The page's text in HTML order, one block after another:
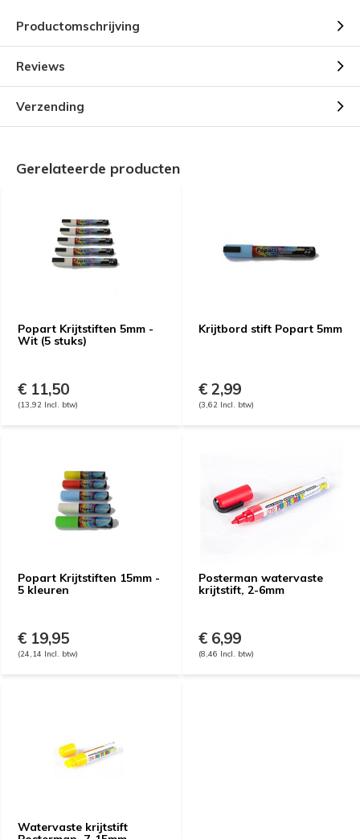
Productomschrijving
Reviews
Verzending
Gerelateerde producten
Popart Krijtstiften 5mm -
Wit (5 stuks)
€ 11,50
(13,92 Incl. btw)
Krijtbord stift Popart 5mm
€ 2,99
(3,62 Incl. btw)
Popart Krijtstiften 15mm -
5 kleuren
€ 19,95
(24,14 Incl. btw)
Posterman watervaste
krijtstift, 2-6mm
€ 6,99
(8,46 Incl. btw)
Watervaste krijtstift